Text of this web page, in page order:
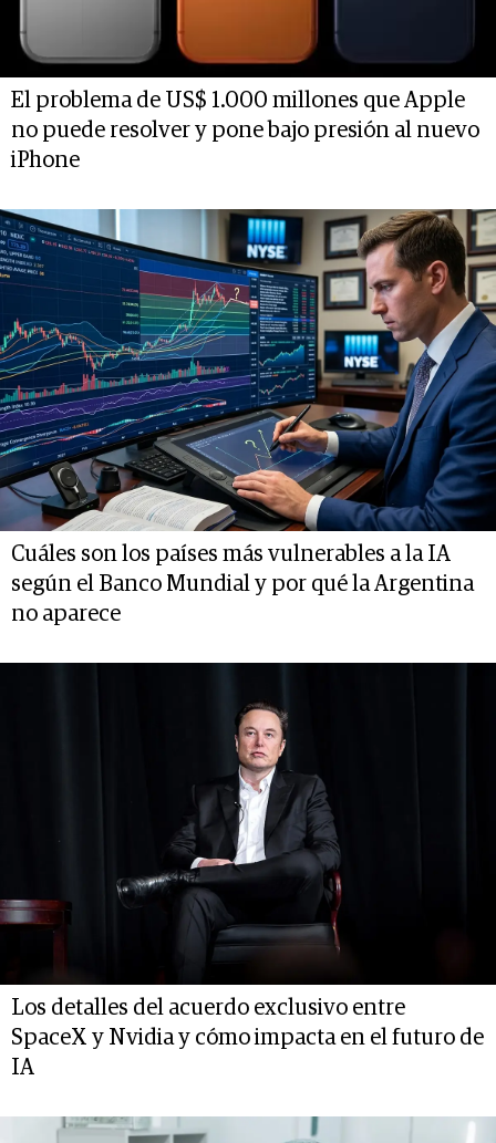
El problema de US$ 1.000 millones que Apple
no puede resolver y pone bajo presión al nuevo
iPhone
Cuáles son los países más vulnerables a la IA
según el Banco Mundial y por qué la Argentina
no aparece
Los detalles del acuerdo exclusivo entre
SpaceX y Nvidia y cómo impacta en el futuro de
IA